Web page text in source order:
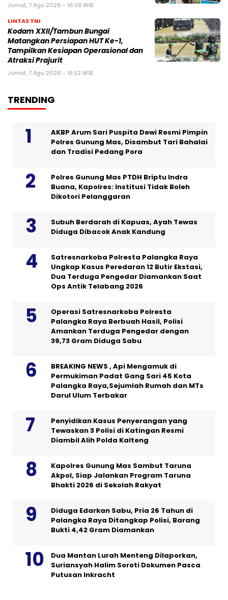
Jumat, 7 Agu 2026 - 16:38 WIB
LINTAS TNI
Kodam XXII/Tambun Bungai
Matangkan Persiapan HUT Ke-1,
Tampilkan Kesiapan Operasional dan
Atraksi Prajurit
Jumat, 7 Agu 2026 - 15:32 WIB
TRENDING
AKBP Arum Sari Puspita Dewi Resmi Pimpin
Polres Gunung Mas, Disambut Tari Bahalai
dan Tradisi Pedang Pora
Polres Gunung Mas PTDH Briptu Indra
Buana, Kapolres: Institusi Tidak Boleh
Dikotori Pelanggaran
Subuh Berdarah di Kapuas, Ayah Tewas
Diduga Dibacok Anak Kandung
Satresnarkoba Polresta Palangka Raya
Ungkap Kasus Peredaran 12 Butir Ekstasi,
Dua Terduga Pengedar Diamankan Saat
Ops Antik Telabang 2026
Operasi Satresnarkoba Polresta
Palangka Raya Berbuah Hasil, Polisi
Amankan Terduga Pengedar dengan
39,73 Gram Diduga Sabu
BREAKING NEWS , Api Mengamuk di
Permukiman Padat Gang Sari 45 Kota
Palangka Raya,Sejumlah Rumah dan MTs
Darul Ulum Terbakar
Penyidikan Kasus Penyerangan yang
Tewaskan 3 Polisi di Katingan Resmi
Diambil Alih Polda Kalteng
Kapolres Gunung Mas Sambut Taruna
Akpol, Siap Jalankan Program Taruna
Bhakti 2026 di Sekolah Rakyat
Diduga Edarkan Sabu, Pria 26 Tahun di
Palangka Raya Ditangkap Polisi, Barang
Bukti 4,42 Gram Diamankan
Dua Mantan Lurah Menteng Dilaporkan,
Suriansyah Halim Soroti Dokumen Pasca
Putusan Inkracht